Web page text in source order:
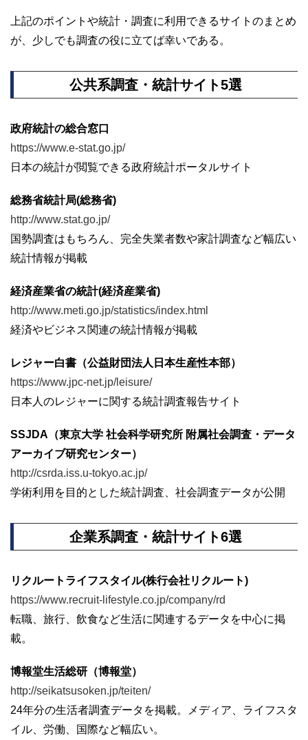
上記のポイントや統計・調査に利用できるサイトのまとめ
が、少しでも調査の役に立てば幸いである。
公共系調査・統計サイト5選
政府統計の総合窓口
https://www.e-stat.go.jp/
日本の統計が閲覧できる政府統計ポータルサイト
総務省統計局(総務省)
http://www.stat.go.jp/
国勢調査はもちろん、完全失業者数や家計調査など幅広い
統計情報が掲載
経済産業省の統計(経済産業省)
http://www.meti.go.jp/statistics/index.html
経済やビジネス関連の統計情報が掲載
レジャー白書（公益財団法人日本生産性本部）
https://www.jpc-net.jp/leisure/
日本人のレジャーに関する統計調査報告サイト
SSJDA（東京大学 社会科学研究所 附属社会調査・データ
アーカイブ研究センター）
http://csrda.iss.u-tokyo.ac.jp/
学術利用を目的とした統計調査、社会調査データが公開
企業系調査・統計サイト6選
リクルートライフスタイル(株行会社リクルート)
https://www.recruit-lifestyle.co.jp/company/rd
転職、旅行、飲食など生活に関連するデータを中心に掲
載。
博報堂生活総研（博報堂）
http://seikatsusoken.jp/teiten/
24年分の生活者調査データを掲載。メディア、ライフスタ
イル、労働、国際など幅広い。